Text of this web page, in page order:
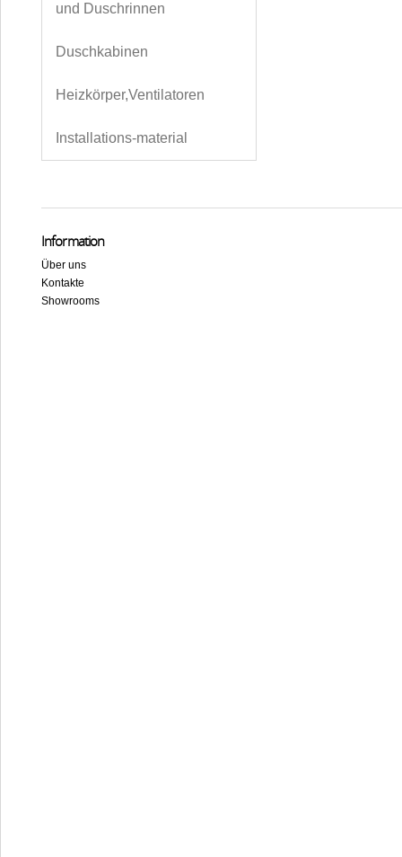
und Duschrinnen
Duschkabinen
Heizkörper,Ventilatoren
Installations-material
Information
Über uns
Kontakte
Showrooms